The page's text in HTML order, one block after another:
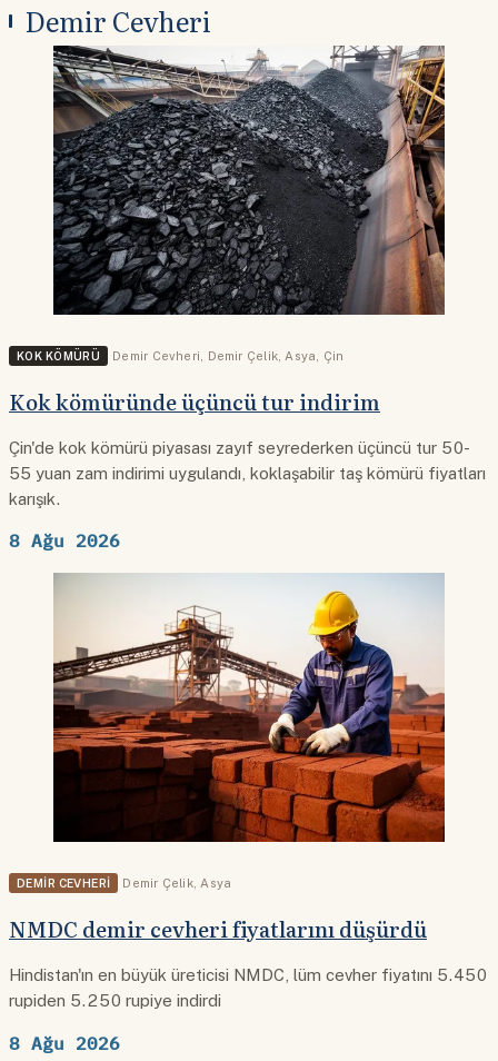
Demir Cevheri
KOK KÖMÜRÜ Demir Cevheri Demir Çelik, Asya Çin
Kok kömüründe üçüncü tur indirim
Çin'de kok kömürü piyasası zayıf seyrederken üçüncü tur 50-
55 yuan zam indirimi uygulandı, koklaşabilir taş kömürü fiyatları
karışık.
8 Ağu 2026
DEMIR CEVHERI Demir Çelik, Asya
NMDC demir cevheri fiyatlarını düşürdü
Hindistan'ın en büyük üreticisi NMDC, lüm cevher fiyatını 5.450
rupiden 5.250 rupiye indirdi
8 Ağu 2026